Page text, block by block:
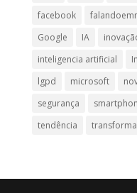
facebook
Google
IA
inteligencia artificial
lgpd
microsoft
segurança
tendência